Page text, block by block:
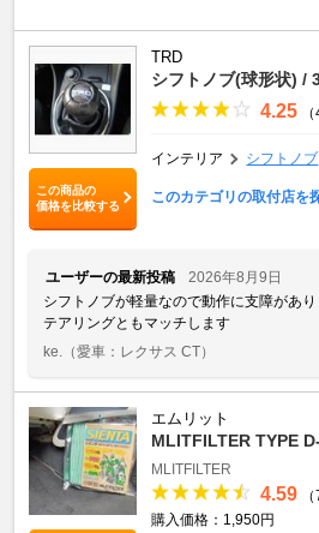
この商品の
価格を比較する
TRD
シフトノブ(球形状) /
4.25
インテリア シフトノブ
このカテゴリの取付店を
ユーザーの最新投稿
2026年8月9日
シフトノブが軽量なので動作に支障があ
テアリングともマッチします
ke.
（愛車：レクサス CT）
エムリット
MLITFILTER TYPE
MLITFILTER
4.59
購入価格：1,950円